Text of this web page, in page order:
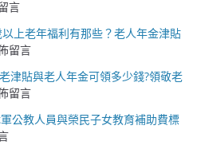
言
上老年福利有那些？老人年金津貼
留言
津貼與老人年金可領多少錢?領敬老
留言
公教人員與榮民子女教育補助費標